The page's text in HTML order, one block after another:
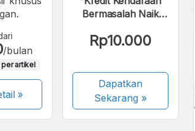
/bulan
artikel
»
Bermasalah Naik
2024”.
Rp10.000
Dapatkan
Sekarang»